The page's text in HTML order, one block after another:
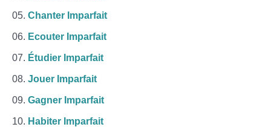
Chanter Imparfait
Ecouter Imparfait
Étudier Imparfait
Jouer Imparfait
Gagner Imparfait
Habiter Imparfait